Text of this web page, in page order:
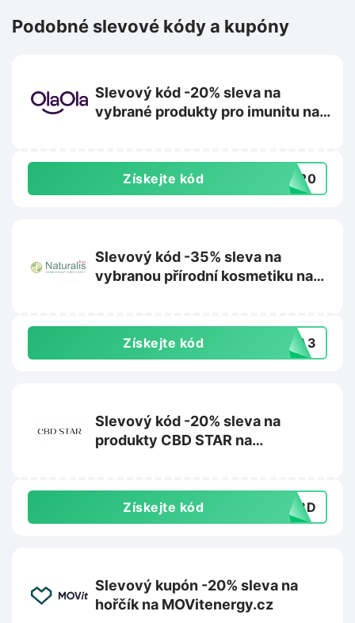
Podobné slevové kódy a kupóny
Slevový kód -20% sleva na
vybrané produkty pro imunitu na
Získejte kód TA20
Slevový kód -35% sleva na
vybranou přírodní kosmetiku na
Získejte kód IKA3
Slevový kód -20% sleva na
produkty CBD STAR na
Získejte kód OCBD
Slevový kupón -20% sleva na
hořčík na MOVitenergy.cz